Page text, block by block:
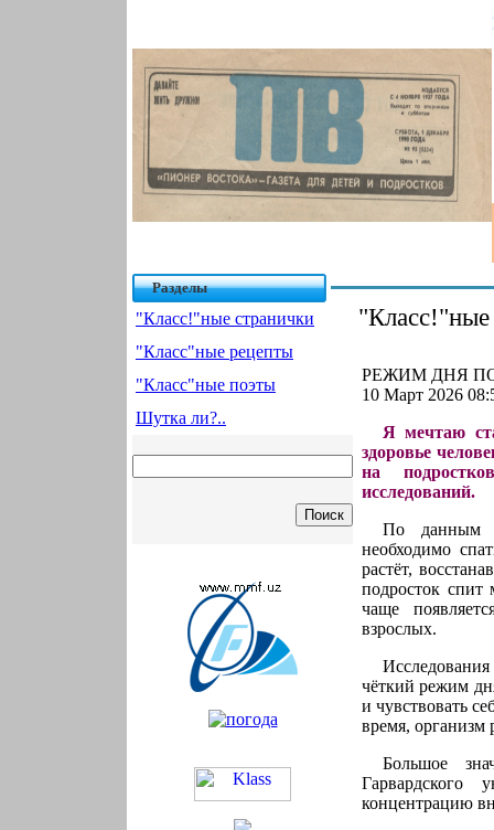
Разделы
"Класс!"ные странички
"Класс"ные рецепты
"Класс"ные поэты
Шутка ли?..
"Класс!"ные
РЕЖИМ ДНЯ
10 Март 2026
Я мечтаю
здоровье
на
исследований.
По данным
необходимо
растёт,
подросток спит
чаще
взрослых.
чёткий режим
и чувствовать
время, организм
Большое
Гарвардского
концентрацию